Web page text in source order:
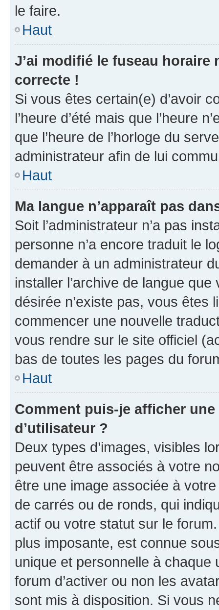
le faire.
Haut
J’ai modifié le fuseau horaire
correcte !
Si vous êtes certain(e) d’avoir
l’heure d’été mais que l’heure
que l’heure de l’horloge du
administrateur afin de lui
Haut
Ma langue n’apparaît pas
Soit l’administrateur n’a pas
personne n’a encore traduit le
demander à un administrateur
installer l’archive de langue
désirée n’existe pas, vous êtes
commencer une nouvelle
vous rendre sur le site officiel
bas de toutes les pages du
Haut
Comment puis-je afficher
d’utilisateur ?
Deux types d’images, visibles
peuvent être associés à votre
être une image associée à
de carrés ou de ronds, qui
actif ou votre statut sur le
plus imposante, est connue
unique et personnelle à chaque
forum d’activer ou non les
sont mis à disposition. Si vous